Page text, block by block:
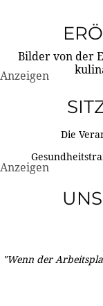
Bilder von der
Anzeigen
Die
Anzeigen
"Wenn der